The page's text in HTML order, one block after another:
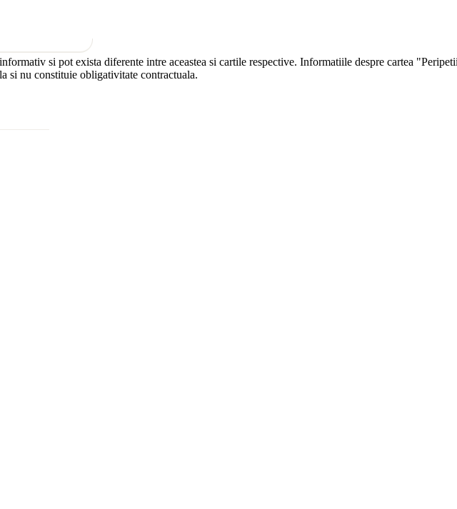
si pot exista diferente intre aceastea si cartile respective. Informatiile despre cartea
si nu constituie obligativitate contractuala.